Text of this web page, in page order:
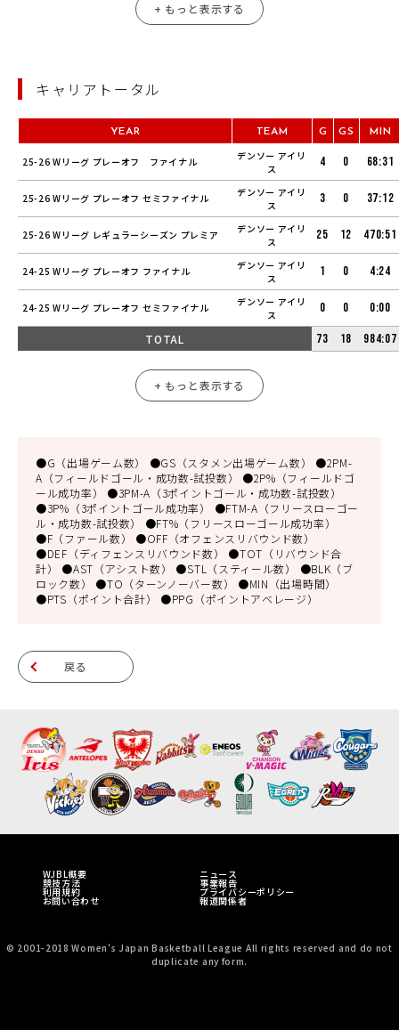
+ もっと表示する
キャリアトータル
YEAR TEAM G GS MIN
25-26 Wリーグ プレーオフ ファイナル
デンソー アイリ
ス
4 0 68:31
25-26 Wリーグ プレーオフ セミファイナル
デンソー アイリ
ス
3 0 37:12
25-26 Wリーグ レギュラーシーズン プレミア
デンソー アイリ
ス
25 12 470:51
24-25 Wリーグ プレーオフ ファイナル
デンソー アイリ
ス
1 0 4:24
24-25 Wリーグ プレーオフ セミファイナル
デンソー アイリ
ス
0 0 0:00
TOTAL 73 18 984:07
+ もっと表示する
●G（出場ゲーム数） ●GS（スタメン出場ゲーム数） ●2PM-
A（フィールドゴール・成功数-試投数） ●2P%（フィールドゴ
ール成功率） ●3PM-A（3ポイントゴール・成功数-試投数）
●3P%（3ポイントゴール成功率） ●FTM-A（フリースローゴー
ル・成功数-試投数） ●FT%（フリースローゴール成功率）
●F（ファール数） ●OFF（オフェンスリバウンド数）
●DEF（ディフェンスリバウンド数） ●TOT（リバウンド合
計） ●AST（アシスト数） ●STL（スティール数） ●BLK（ブ
ロック数） ●TO（ターンノーバー数） ●MIN（出場時間）
●PTS（ポイント合計） ●PPG（ポイントアベレージ）
戻る
WJBL概要 ニュース
競技方法 事業報告
利用規約 プライバシーポリシー
お問い合わせ 報道関係者
© 2001-2018 Women's Japan Basketball League All rights reserved and do not
duplicate any form.